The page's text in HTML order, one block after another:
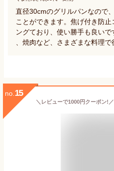
直径30cmのグリルパンなので
ことができます。焦げ付き防
ングており、使い勝手も良い
、焼肉など、さまざまな料理で
no. 15